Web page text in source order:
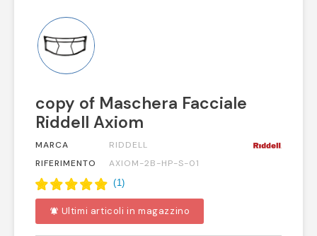
copy of Maschera Facciale
Riddell Axiom
MARCA
RIDDELL
RIFERIMENTO
AXIOM-2B-HP-S-01
(1)
notifications_active Ultimi articoli in magazzino